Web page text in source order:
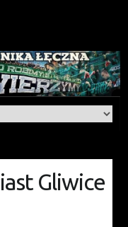
Gliwice